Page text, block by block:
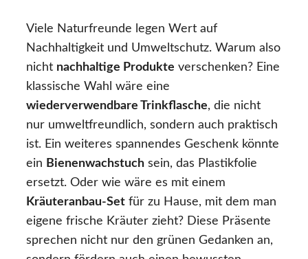
Viele Naturfreunde legen Wert auf
Nachhaltigkeit und Umweltschutz. Warum also
nicht nachhaltige Produkte verschenken? Eine
klassische Wahl wäre eine
wiederverwendbare Trinkflasche, die nicht
nur umweltfreundlich, sondern auch praktisch
ist. Ein weiteres spannendes Geschenk könnte
ein Bienenwachstuch sein, das Plastikfolie
ersetzt. Oder wie wäre es mit einem
Kräuteranbau-Set für zu Hause, mit dem man
eigene frische Kräuter zieht? Diese Präsente
sprechen nicht nur den grünen Gedanken an,